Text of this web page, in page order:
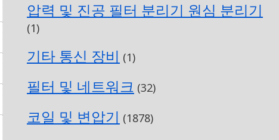
압력 및 진공 필터 분리기 원심 분리기
(1)
기타 통신 장비 (1)
필터 및 네트워크 (32)
코일 및 변압기 (1878)